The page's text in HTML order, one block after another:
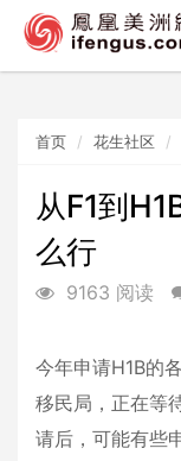
首页 花生社区
从F1到
么行
9163 阅读
今年申请H1B的
移民局，正在等
请后，可能有些